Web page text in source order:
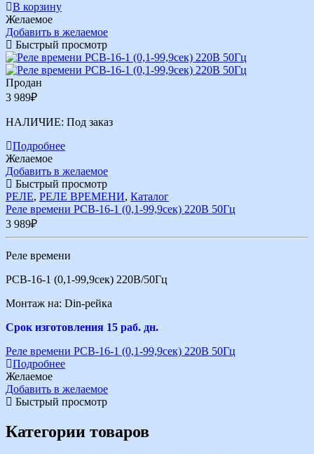
В корзину
Желаемое
Добавить в желаемое
Быстрый просмотр
Продан
3 989₽
НАЛИЧИЕ: Под заказ
Подробнее
Желаемое
Добавить в желаемое
Быстрый просмотр
РЕЛЕ, РЕЛЕ ВРЕМЕНИ, Каталог
Реле времени РСВ-16-1 (0,1-99,9сек) 220В 50Гц
3 989₽
Реле времени
РСВ-16-1 (0,1-99,9сек) 220В/50Гц
Монтаж на: Din-рейка
Срок изготовления 15 раб. дн.
Реле времени РСВ-16-1 (0,1-99,9сек) 220В 50Гц
Подробнее
Желаемое
Добавить в желаемое
Быстрый просмотр
Категории товаров